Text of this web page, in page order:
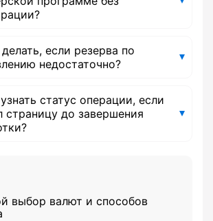
если резерва по
недостаточно?
статус операции, если
страницу до завершения
выбор валют и способов